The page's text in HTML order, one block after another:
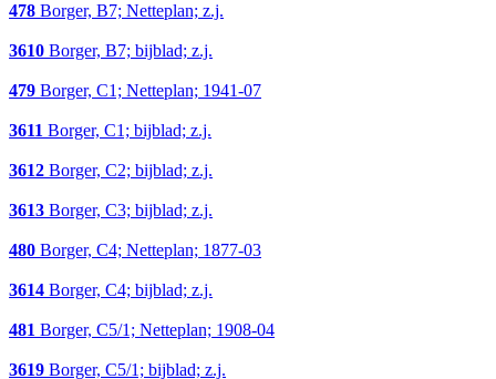
478 Borger, B7; Netteplan; z.j.
3610 Borger, B7; bijblad; z.j.
479 Borger, C1; Netteplan; 1941-07
3611 Borger, C1; bijblad; z.j.
3612 Borger, C2; bijblad; z.j.
3613 Borger, C3; bijblad; z.j.
480 Borger, C4; Netteplan; 1877-03
3614 Borger, C4; bijblad; z.j.
481 Borger, C5/1; Netteplan; 1908-04
3619 Borger, C5/1; bijblad; z.j.